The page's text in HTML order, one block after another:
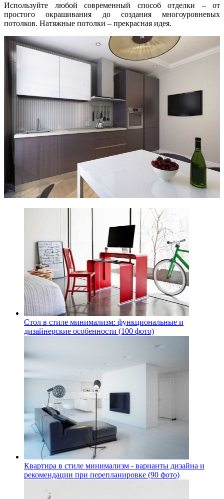
Используйте любой современный способ отделки – от
простого окрашивания до создания многоуровневых
потолков. Натяжные потолки – прекрасная идея.
Стол в стиле минимализм: функциональные и
дизайнерские особенности (100 фото)
Квартира в стиле минимализм - варианты дизайна и
рекомендации при перепланировке (90 фото)